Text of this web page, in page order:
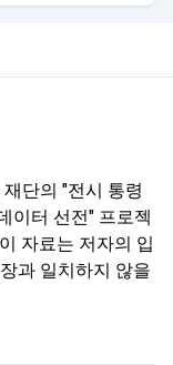
단의 "전시 통령
이터 선전" 프로젝
자료는 저자의 입
과 일치하지 않을